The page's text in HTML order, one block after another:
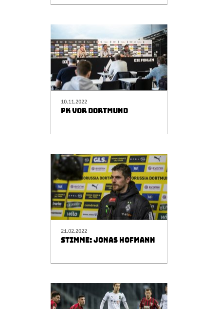
10.11.2022
PK VOR DORTMUND
21.02.2022
STIMME: JONAS HOFMANN